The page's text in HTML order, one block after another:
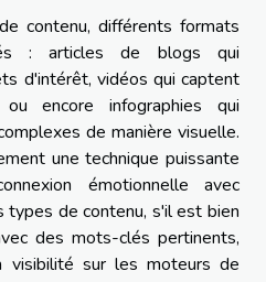
contenu, différents formats
: articles de blogs qui
d'intérêt, vidéos qui captent
encore infographies qui
de manière visuelle.
une technique puissante
émotionnelle avec
types de contenu, s'il est bien
des mots-clés pertinents,
visibilité sur les moteurs de